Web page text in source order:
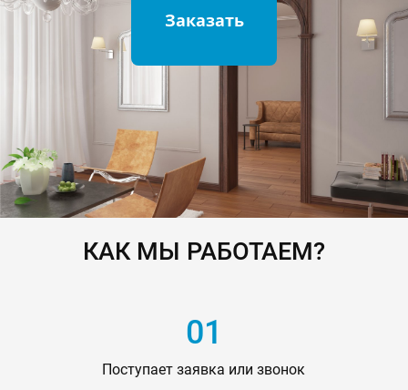
Заказать
КАК МЫ РАБОТАЕМ?
01
Поступает заявка или звонок